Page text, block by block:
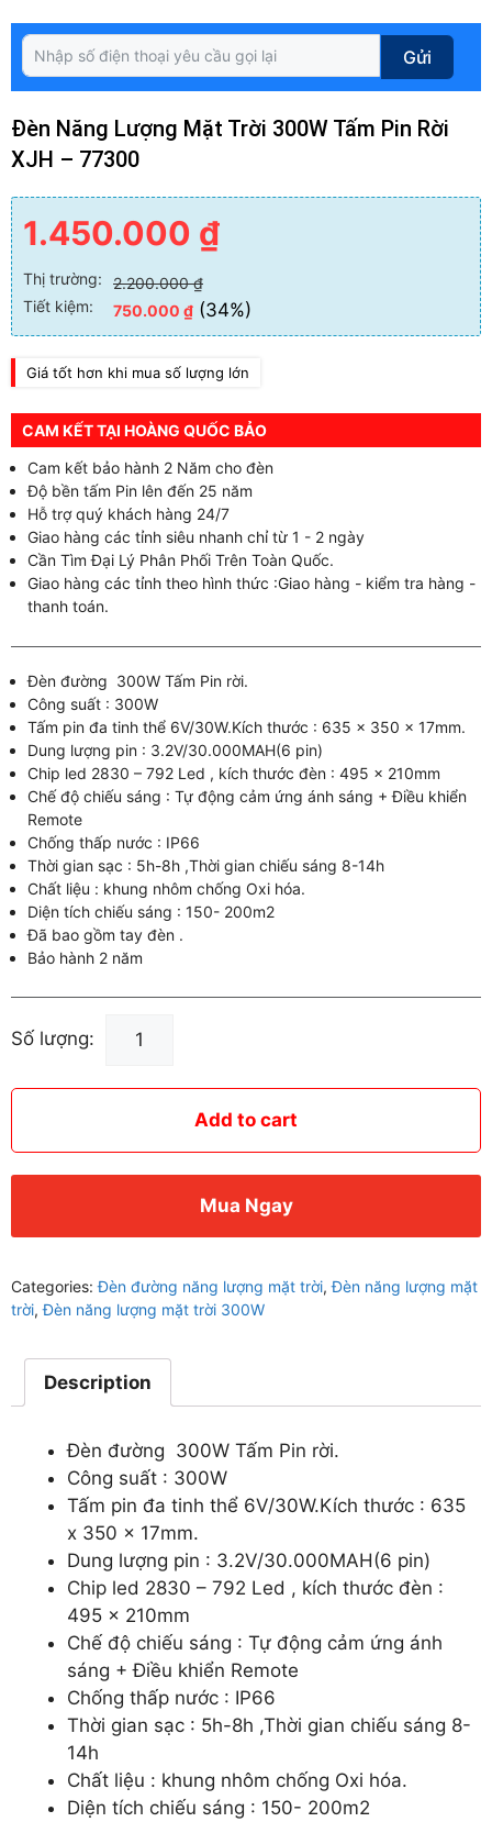
Gửi
Đèn Năng Lượng Mặt Trời 300W Tấm Pin Rời
XJH – 77300
1.450.000 ₫
Thị trường: 2.200.000₫
Tiết kiệm:
750.000 ₫ (34%)
Giá tốt hơn khi mua số lượng lớn
CAM KẾT TẠI HOÀNG QUỐC BẢO
Cam kết bảo hành 2 Năm cho đèn
Độ bền tấm Pin lên đến 25 năm
Hỗ trợ quý khách hàng 24/7
Giao hàng các tỉnh siêu nhanh chỉ từ 1 - 2 ngày
Cần Tìm Đại Lý Phân Phối Trên Toàn Quốc.
Giao hàng các tỉnh theo hình thức :Giao hàng - kiểm tra hàng -
thanh toán.
Đèn đường 300W Tấm Pin rời.
Công suất : 300W
Tấm pin đa tinh thể 6V/30W.Kích thước : 635 x 350 x 17mm.
Dung lượng pin : 3.2V/30.000MAH(6 pin)
Chip led 2830 – 792 Led , kích thước đèn : 495 x 210mm
Chế độ chiếu sáng : Tự động cảm ứng ánh sáng + Điều khiển
Remote
Chống thấp nước : IP66
Thời gian sạc : 5h-8h ,Thời gian chiếu sáng 8-14h
Chất liệu : khung nhôm chống Oxi hóa.
Diện tích chiếu sáng : 150- 200m2
Đã bao gồm tay đèn .
Bảo hành 2 năm
Số lượng:
-
quantity
Add to cart
Mua Ngay
Categories:Đèn đường năng lượng mặt trời,Đèn năng lượng mặt
trời,Đèn năng lượng mặt trời 300W
Description
Đèn đường 300W Tấm Pin rời.
Công suất : 300W
Tấm pin đa tinh thể 6V/30W.Kích thước : 635
x 350 x 17mm.
Dung lượng pin : 3.2V/30.000MAH(6 pin)
Chip led 2830 – 792 Led , kích thước đèn :
495 x 210mm
Chế độ chiếu sáng : Tự động cảm ứng ánh
sáng + Điều khiển Remote
Chống thấp nước : IP66
Thời gian sạc : 5h-8h ,Thời gian chiếu sáng 8-
14h
Chất liệu : khung nhôm chống Oxi hóa.
Diện tích chiếu sáng : 150- 200m2